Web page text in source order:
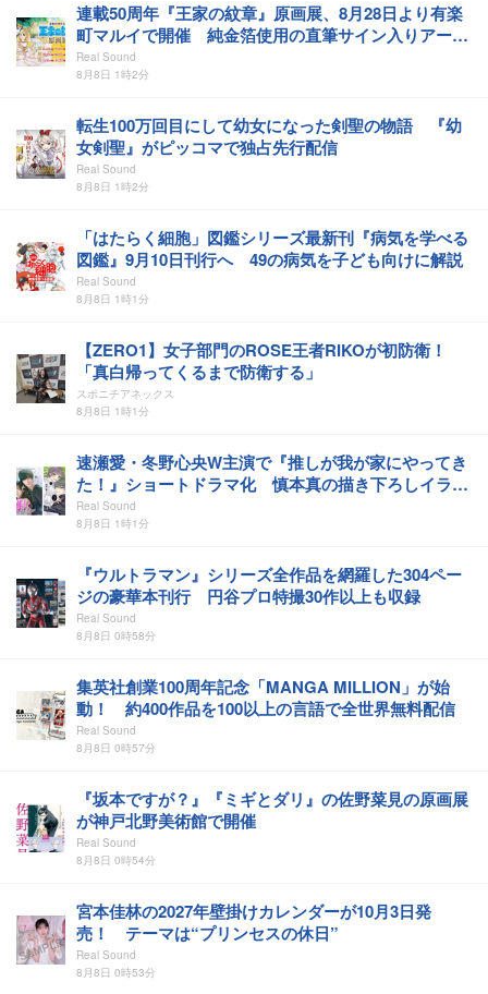
連載50周年『王家の紋章』原画展、8月28日より有楽
町マルイで開催 純金箔使用の直筆サイン入りアート
も販売
Real Sound
8月8日 1時2分
転生100万回目にして幼女になった剣聖の物語 『幼
女剣聖』がピッコマで独占先行配信
Real Sound
8月8日 1時2分
「はたらく細胞」図鑑シリーズ最新刊『病気を学べる
図鑑』9月10日刊行へ 49の病気を子ども向けに解説
Real Sound
8月8日 1時1分
【ZERO1】女子部門のROSE王者RIKOが初防衛！
「真白帰ってくるまで防衛する」
スポニチアネックス
8月8日 1時1分
速瀬愛・冬野心央W主演で『推しが我が家にやってき
た！』ショートドラマ化 慎本真の描き下ろしイラス
トも公開
Real Sound
8月8日 1時1分
『ウルトラマン』シリーズ全作品を網羅した304ペー
ジの豪華本刊行 円谷プロ特撮30作以上も収録
Real Sound
8月8日 0時58分
集英社創業100周年記念「MANGA MILLION」が始
動！ 約400作品を100以上の言語で全世界無料配信
Real Sound
8月8日 0時57分
『坂本ですが？』『ミギとダリ』の佐野菜見の原画展
が神戸北野美術館で開催
Real Sound
8月8日 0時54分
宮本佳林の2027年壁掛けカレンダーが10月3日発
売！ テーマは“プリンセスの休日”
Real Sound
8月8日 0時53分